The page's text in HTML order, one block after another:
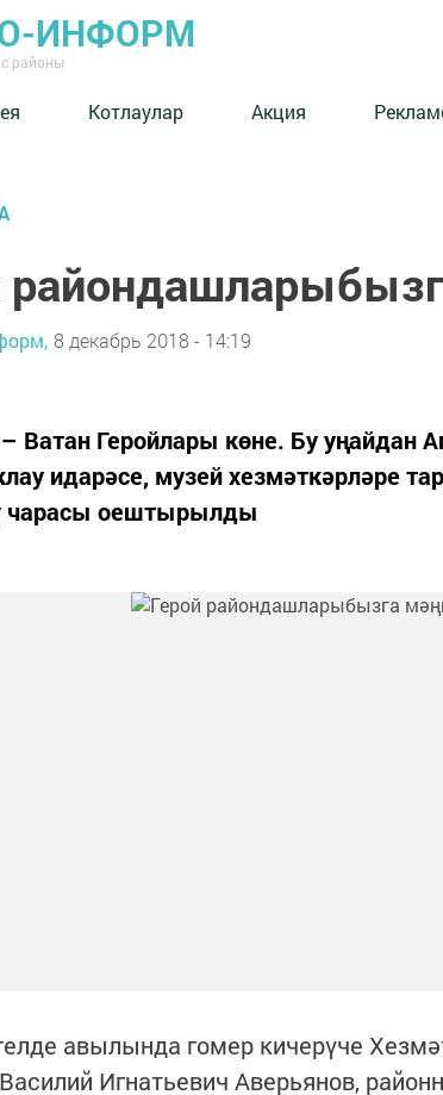
ИНФОРМ
районы
Котлаулар Акция
8 декабрь 2018 - 14:19
Ватан Геройлары көне. Бу уңайдан
идарәсе, музей хезмәткәрләре
чарасы оештырылды
авылында гомер кичерүче
Игнатьевич Аверьянов,